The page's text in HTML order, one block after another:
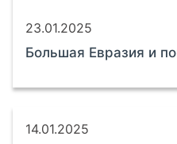
23.01.2025
Большая Евразия и
14.01.2025